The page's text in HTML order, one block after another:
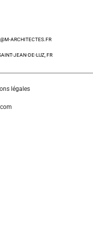
ARCHITECTES.FR
JEAN-DE-LUZ, FR
légales